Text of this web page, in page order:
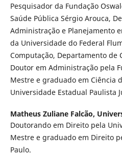
Pesquisador da Fundação
Saúde Pública Sérgio Arouca,
Administração e Planejamento
da Universidade do Federal
Computação, Departamento de
Doutor em Administração pela
Mestre e graduado em Ciência
Universidade Estadual Paulista
Matheus Zuliane Falcão,
Doutorando em Direito pela
Mestre e graduado em Direito
Paulo.